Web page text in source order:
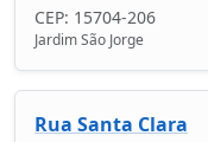
CEP: 15704-206
Jardim São Jorge
Rua Santa Clara